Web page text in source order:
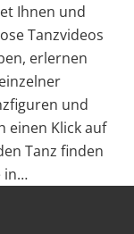
Ihnen und
Tanzvideos
erlernen
und
einen Klick auf
Tanz finden
in…